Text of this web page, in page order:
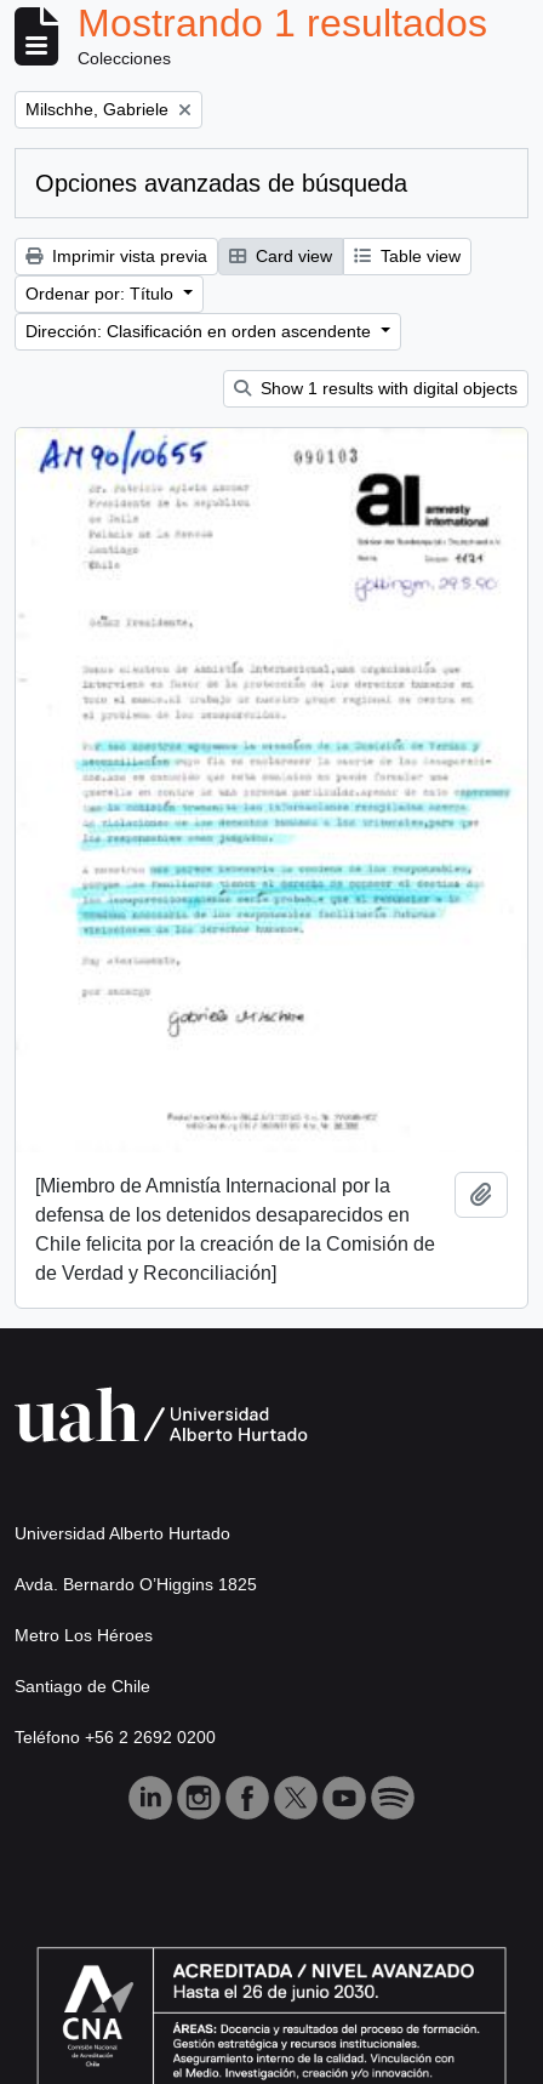
Mostrando 1 resultados
Colecciones
Remove filter:
Milschhe, Gabriele
Opciones avanzadas de búsqueda
Imprimir vista previa Card view
Table view
Ordenar por: Título
Dirección: Clasificación en orden ascendente
Show 1 results with digital objects
[Miembro de Amnistía Internacional por la
defensa de los detenidos desaparecidos en
Chile felicita por la creación de la Comisión de
de Verdad y Reconciliación]
Universidad Alberto Hurtado
Avda. Bernardo O’Higgins 1825
Metro Los Héroes
Santiago de Chile
Teléfono +56 2 2692 0200